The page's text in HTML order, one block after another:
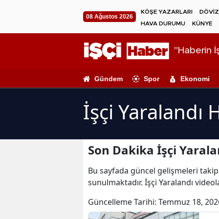
08 Ağustos 2026
KÖŞE YAZARLARI
HAVA DURUMU
KÜNYE
"Haberin
Gündem Spor Ekonomi
İşçi Yaralandı
Son Dakika İşçi
Bu sayfada güncel gelişmeleri
sunulmaktadır. İşçi Yaralandı
Güncelleme Tarihi: Temmuz 18,